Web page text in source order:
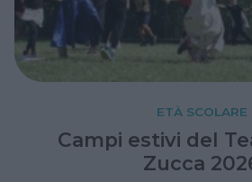
ETÀ SCOLARE
Campi estivi del
Zucca